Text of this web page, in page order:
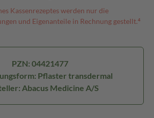
Kassenrezeptes werden nur die
und Eigenanteile in Rechnung gestellt.⁴
PZN: 04421477
Pflaster transdermal
Abacus Medicine A/S